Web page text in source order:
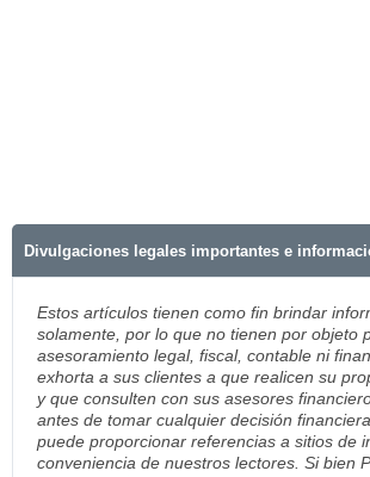
Divulgaciones legales importantes e
Estos artículos tienen como fin brindar
solamente, por lo que no tienen por objeto
asesoramiento legal, fiscal, contable ni
exhorta a sus clientes a que realicen su
y que consulten con sus asesores
antes de tomar cualquier decisión
puede proporcionar referencias a sitios de
conveniencia de nuestros lectores. Si bien